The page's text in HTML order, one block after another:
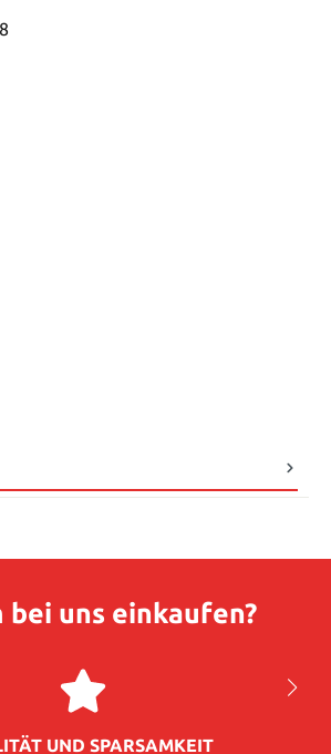
bei uns einkaufen?
UND SPARSAMKEIT